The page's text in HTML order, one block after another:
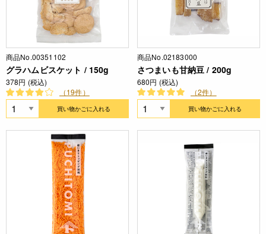
商品No.00351102
グラハムビスケット / 150g
378円 (税込)
（19件）
買い物かごに入れる
商品No.02183000
さつまいも甘納豆 / 200g
680円 (税込)
（2件）
買い物かごに入れる